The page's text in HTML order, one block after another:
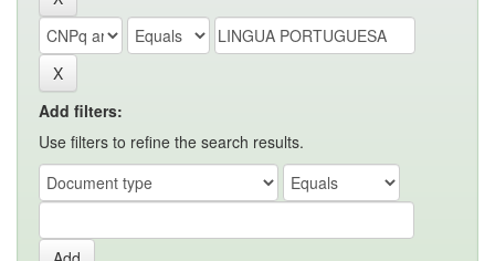
Add filters:
Use filters to refine the search results.